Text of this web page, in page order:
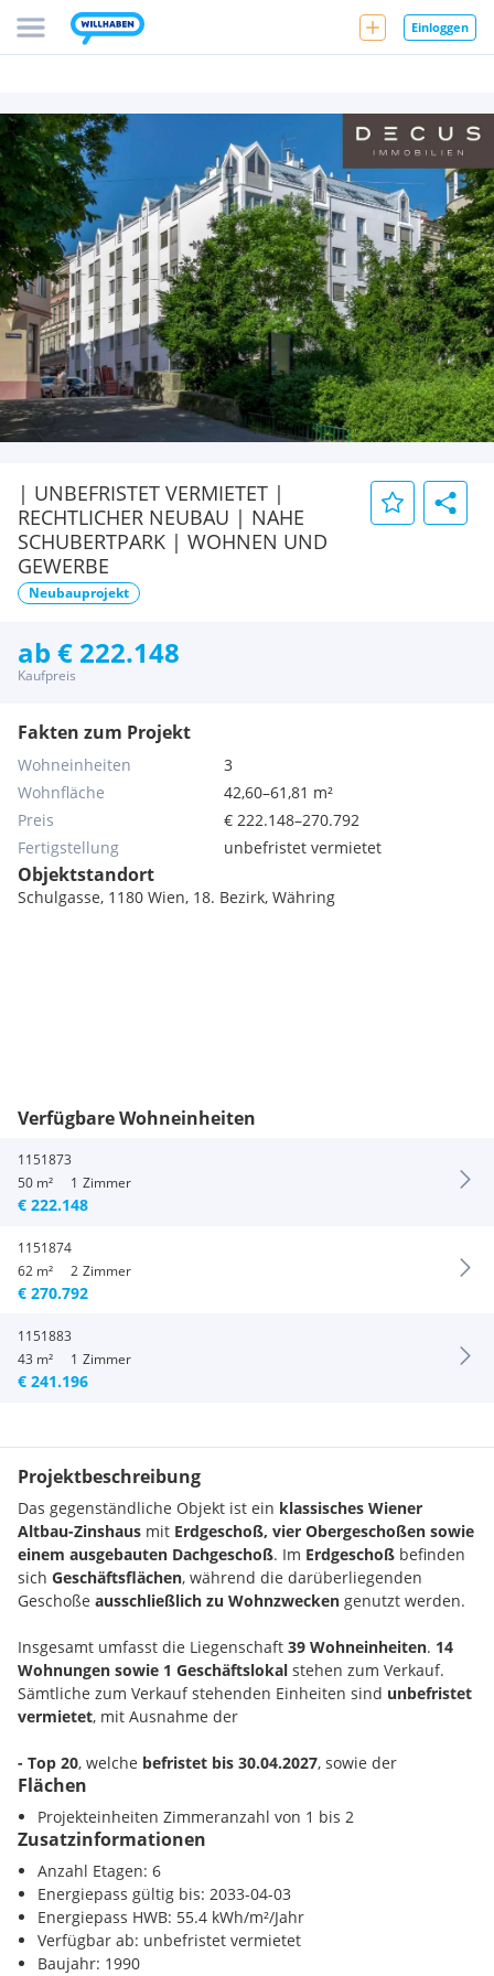
Einloggen
| UNBEFRISTET VERMIETET |
RECHTLICHER NEUBAU | NAHE
SCHUBERTPARK | WOHNEN UND
GEWERBE
Neubauprojekt
Fakten zum Projekt
Wohneinheiten
3
Wohnfläche
42,60–61,81 m²
Preis
€ 222.148–270.792
Fertigstellung
unbefristet vermietet
Objektstandort
Schulgasse, 1180 Wien, 18. Bezirk, Währing
Verfügbare Wohneinheiten
1151873
50 m²
€ 222.148
1 Zimmer
1151874
62 m²
€ 270.792
2 Zimmer
1151883
43 m²
€ 241.196
1 Zimmer
ab € 222.148
Kaufpreis
Projektbeschreibung
Das gegenständliche Objekt ist ein klassisches Wiener
Altbau-Zinshaus mit Erdgeschoß, vier Obergeschoßen sowie
einem ausgebauten Dachgeschoß. Im Erdgeschoß befinden
sich Geschäftsflächen, während die darüberliegenden
Geschoße ausschließlich zu Wohnzwecken genutzt werden.
Insgesamt umfasst die Liegenschaft 39 Wohneinheiten. 14
Wohnungen sowie 1 Geschäftslokal stehen zum Verkauf.
Sämtliche zum Verkauf stehenden Einheiten sind unbefristet
vermietet, mit Ausnahme der
- Top 20, welche befristet bis 30.04.2027, sowie der
- Top 34, welchebefristet bis 31.08.2027 vermietet ist.
Zusätzlich stehen den Bewohnern
Stellplätze in der hauseigenen Garage
DieNutzflächen der Wohnungenbewegen sich in einer
Größenordnung von
Flächen
Projekteinheiten Zimmeranzahl von 1 bis 2
Zusatzinformationen
Anzahl Etagen: 6
Energiepass gültig bis: 2033-04-03
Energiepass HWB: 55.4 kWh/m²/Jahr
Verfügbar ab: unbefristet vermietet
Baujahr: 1990